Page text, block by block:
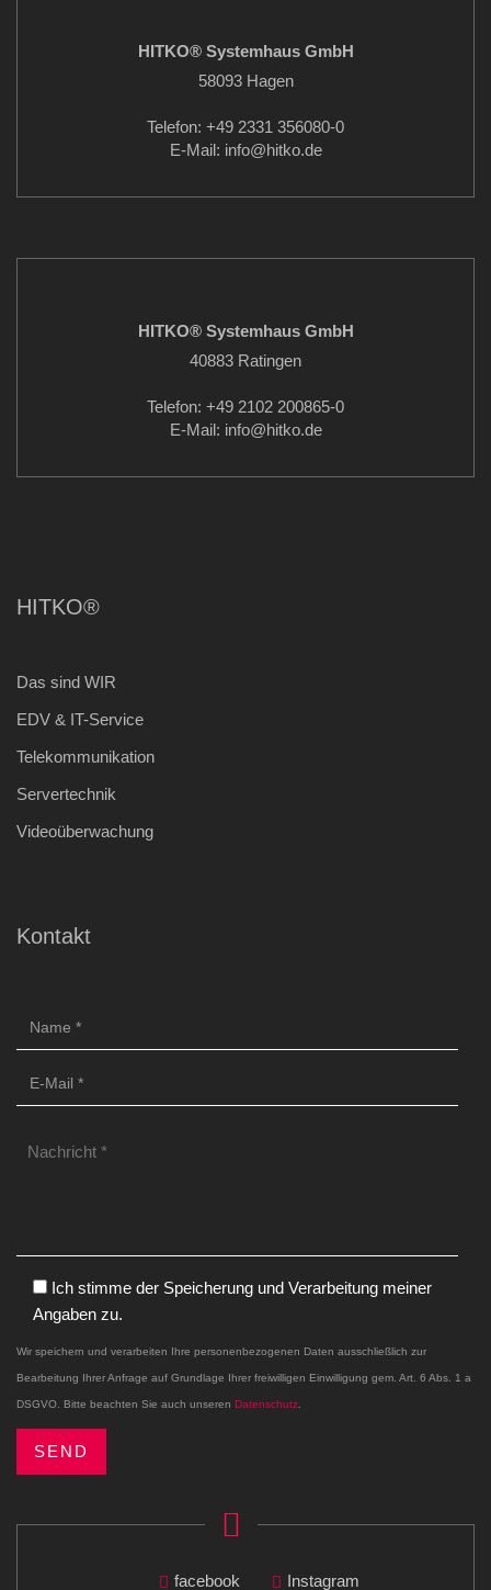
HITKO® Systemhaus GmbH
58093 Hagen
Telefon: +49 2331 356080-0
E-Mail: info@hitko.de
HITKO® Systemhaus GmbH
40883 Ratingen
Telefon: +49 2102 200865-0
E-Mail: info@hitko.de
HITKO®
Das sind WIR
EDV & IT-Service
Telekommunikation
Servertechnik
Videoüberwachung
Kontakt
Ich stimme der Speicherung und Verarbeitung meiner
Angaben zu.
Wir speichern und verarbeiten Ihre personenbezogenen Daten ausschließlich zur
Bearbeitung Ihrer Anfrage auf Grundlage Ihrer freiwilligen Einwilligung gem. Art. 6 Abs. 1 a
DSGVO. Bitte beachten Sie auch unseren Datenschutz
facebook Instagram